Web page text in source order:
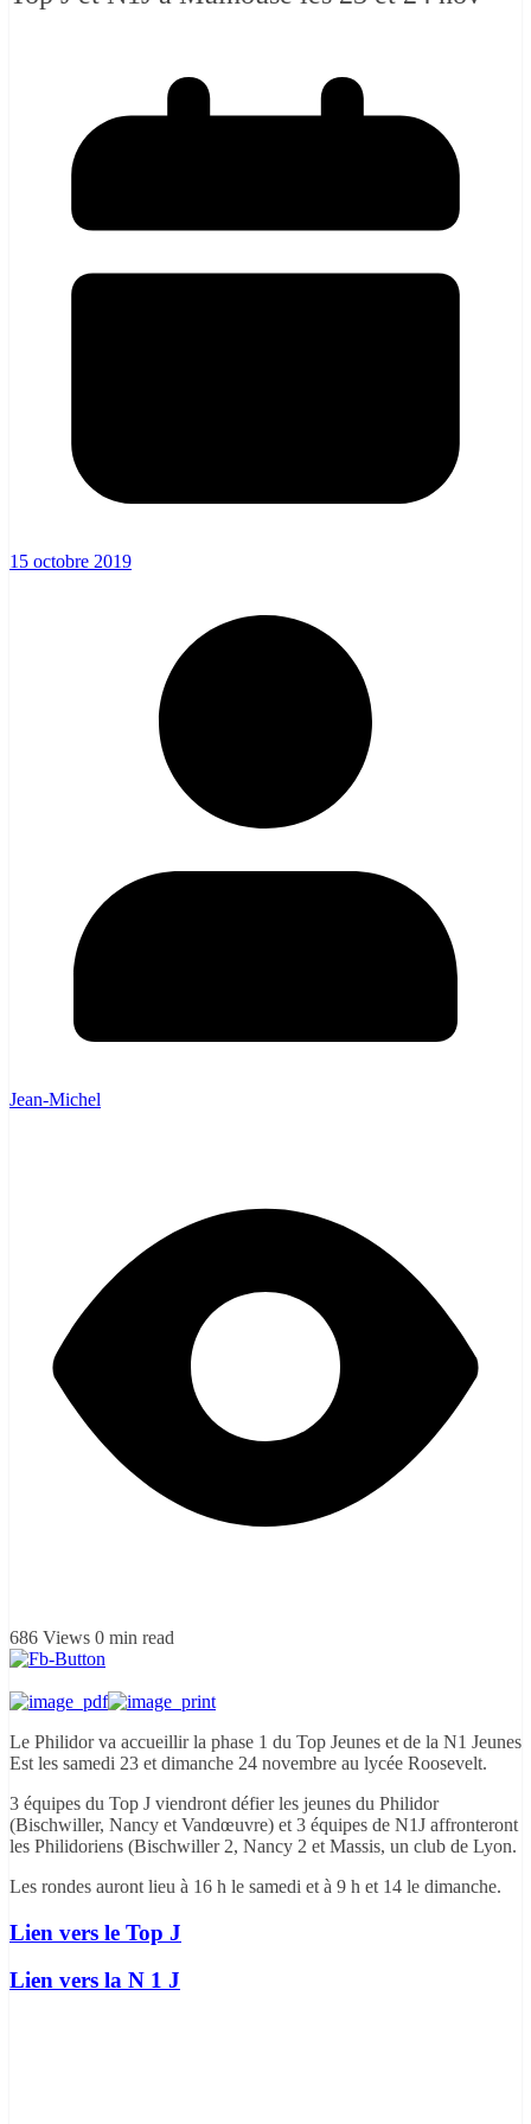
15 octobre 2019
Jean-Michel
686 Views 0 min read
Le Philidor va accueillir la phase 1 du Top Jeunes et de la N1 Jeunes
Est les samedi 23 et dimanche 24 novembre au lycée Roosevelt.
3 équipes du Top J viendront défier les jeunes du Philidor
(Bischwiller, Nancy et Vandœuvre) et 3 équipes de N1J affronteront
les Philidoriens (Bischwiller 2, Nancy 2 et Massis, un club de Lyon.
Les rondes auront lieu à 16 h le samedi et à 9 h et 14 le dimanche.
Lien vers le Top J
Lien vers la N 1 J